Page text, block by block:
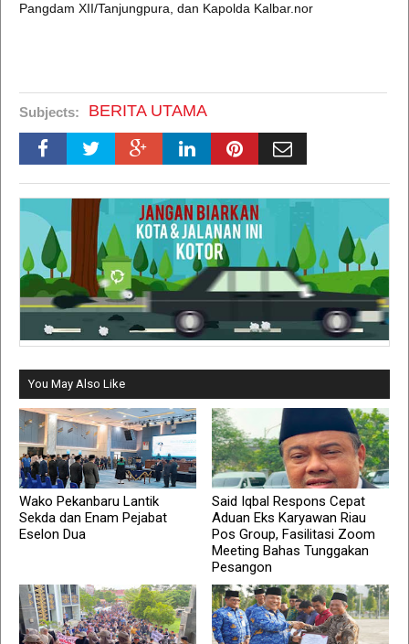
Pangdam XII/Tanjungpura, dan Kapolda Kalbar.nor
Subjects: BERITA UTAMA
You May Also Like
Wako Pekanbaru Lantik
Sekda dan Enam Pejabat
Eselon Dua
Said Iqbal Respons Cepat
Aduan Eks Karyawan Riau
Pos Group, Fasilitasi Zoom
Meeting Bahas Tunggakan
Pesangon